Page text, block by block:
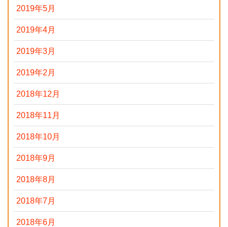
2019年5月
2019年4月
2019年3月
2019年2月
2018年12月
2018年11月
2018年10月
2018年9月
2018年8月
2018年7月
2018年6月